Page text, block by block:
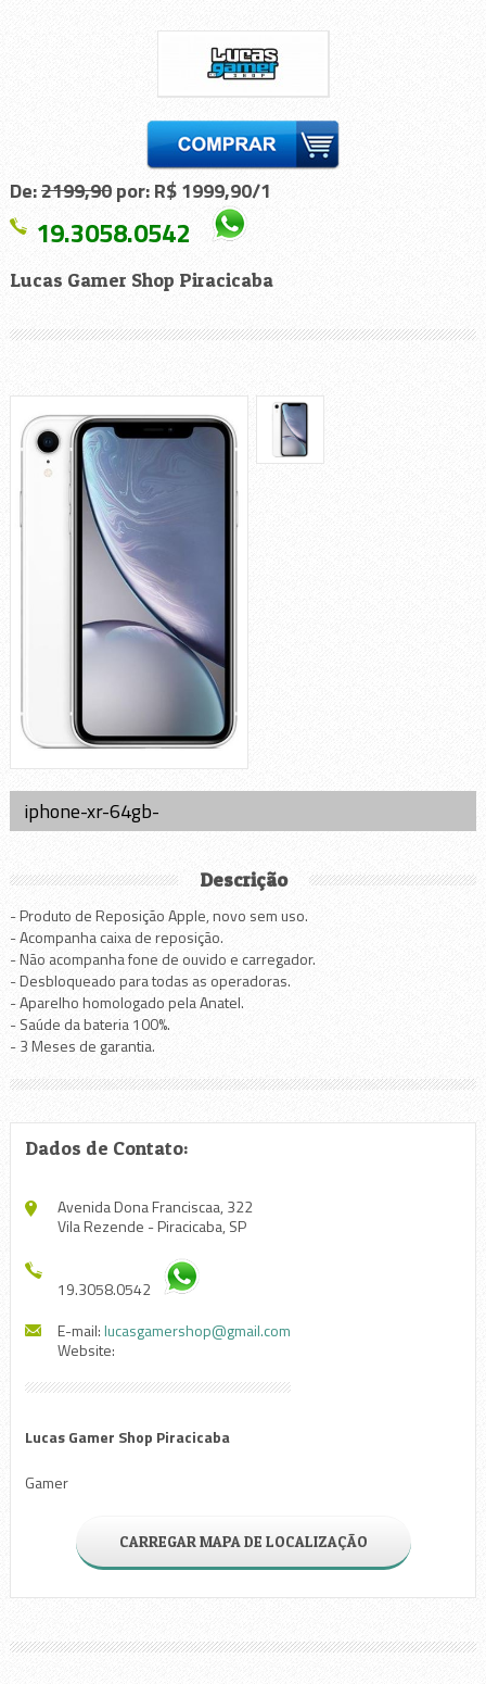
De:2199,90por: R$ 1999,90/1
19.3058.0542
Lucas Gamer Shop Piracicaba
iphone-xr-64gb-
Descrição
- Produto de Reposição Apple, novo sem uso.
- Acompanha caixa de reposição.
- Não acompanha fone de ouvido e carregador.
- Desbloqueado para todas as operadoras.
- Aparelho homologado pela Anatel.
- Saúde da bateria 100%.
- 3 Meses de garantia.
Dados de Contato:
Avenida Dona Franciscaa, 322
Vila Rezende - Piracicaba, SP
19.3058.0542
E-mail:lucasgamershop@gmail.com
Website:
Lucas Gamer Shop Piracicaba
Gamer
CARREGAR MAPA DE LOCALIZAÇÃO